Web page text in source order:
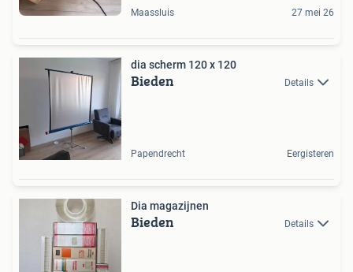
Maassluis 27 mei 26
dia scherm 120 x 120
Bieden Details
Papendrecht Eergisteren
Dia magazijnen
Bieden Details